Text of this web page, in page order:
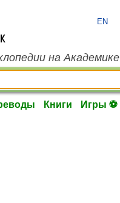
EN
на Академике
Книги Игры ⚽